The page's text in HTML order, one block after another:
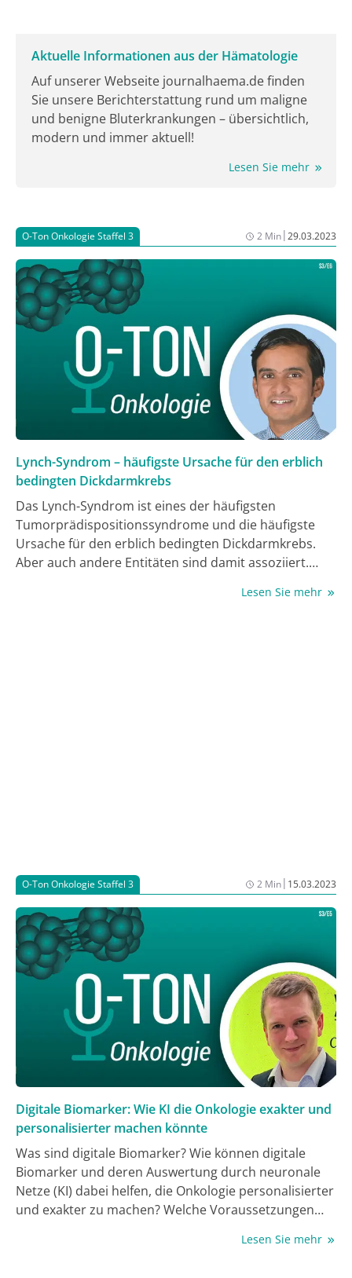
Aktuelle Informationen aus der Hämatologie
Auf unserer Webseite journalhaema.de finden
Sie unsere Berichterstattung rund um maligne
und benigne Bluterkrankungen – übersichtlich,
modern und immer aktuell!
Lesen Sie mehr
O-Ton Onkologie Staffel 3 2 Min|29.03.2023
Lynch-Syndrom – häufigste Ursache für den erblich
bedingten Dickdarmkrebs
Das Lynch-Syndrom ist eines der häufigsten
Tumorprädispositionssyndrome und die häufigste
Ursache für den erblich bedingten Dickdarmkrebs.
Aber auch andere Entitäten sind damit assoziiert.
beeinflussen kann und welchen Stellenwert Vorsorge
Lesen Sie mehr
O-Ton Onkologie Staffel 3 2 Min| 15.03.2023
Digitale Biomarker: Wie KI die Onkologie exakter und
personalisierter machen könnte
Was sind digitale Biomarker? Wie können digitale
Biomarker und deren Auswertung durch neuronale
Netze (KI) dabei helfen, die Onkologie personalisierter
und exakter zu machen? Welche Voraussetzungen
Routine flächendeckend Anwendung finden kann?
Lesen Sie mehr